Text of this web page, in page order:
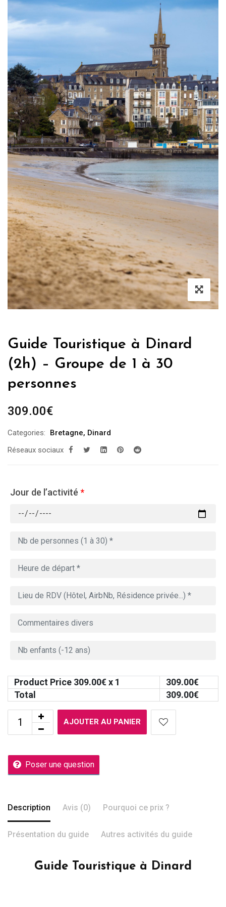
Guide Touristique à Dinard
(2h) – Groupe de 1 à 30
personnes
309.00€
Categories: Bretagne, Dinard
Réseaux sociaux
Jour de l’activité *
Product Price 309.00€ x 1 309.00€
Total
309.00€
AJOUTER AU PANIER
Poser une question
Description Avis (0) Pourquoi ce prix ?
Présentation du guide Autres activités du guide
Guide Touristique à Dinard